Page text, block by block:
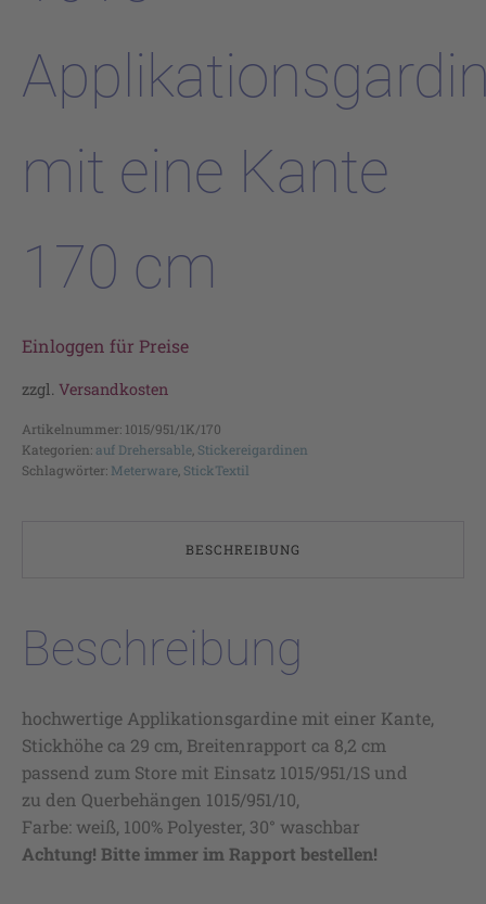
mit eine Kante
170 cm
Einloggen für Preise
zzgl. Versandkosten
Artikelnummer: 1015/951/1K/170
Kategorien: auf Drehersable Stickereigardinen
Schlagwörter: Meterware StickTextil
BESCHREIBUNG
Beschreibung
hochwertige Applikationsgardine mit einer Kante,
Stickhöhe ca 29 cm, Breitenrapport ca 8,2 cm
passend zum Store mit Einsatz 1015/951/1S und
zu den Querbehängen 1015/951/10,
Farbe: weiß, 100% Polyester, 30° waschbar
Achtung! Bitte immer im Rapport bestellen!